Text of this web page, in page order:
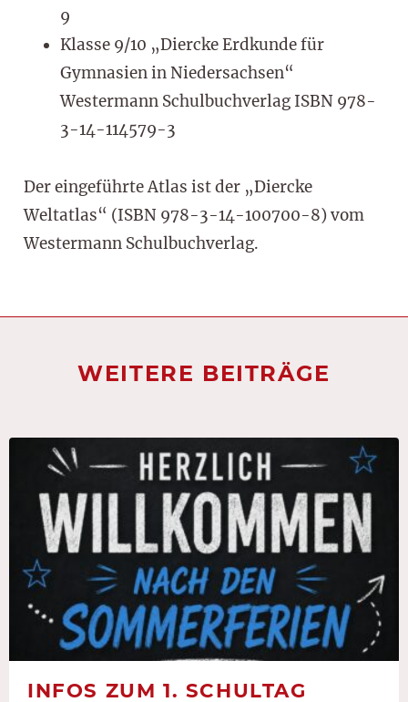
9
Klasse 9/10 „Diercke Erdkunde für
Gymnasien in Niedersachsen“
Westermann Schulbuchverlag ISBN 978-
3-14-114579-3
Der eingeführte Atlas ist der „Diercke
Weltatlas“ (ISBN 978-3-14-100700-8) vom
Westermann Schulbuchverlag.
WEITERE BEITRÄGE
INFOS ZUM 1. SCHULTAG